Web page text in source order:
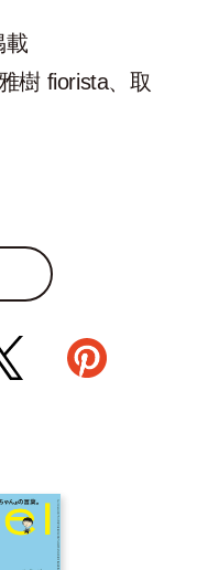
載
樹 fiorista、取